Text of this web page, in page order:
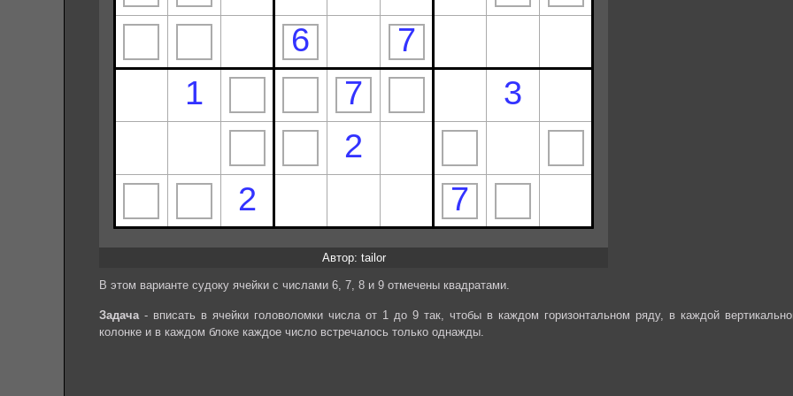
Автор: tailor
В этом варианте судоку ячейки с числами 6, 7, 8 и 9 отмечены квадратами.
Задача- вписать в ячейки головоломки числа от 1 до 9 так, чтобы в каждом горизонтальном ряду, в каждой
колонке и в каждом блоке каждое число встречалось только однажды.